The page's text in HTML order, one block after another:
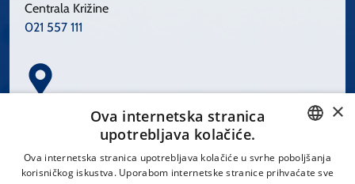
Centrala Križine
021 557 111
Spinčićeva 1, 21000 Split
CROATIAN
×
Ova internetska stranica
upotrebljava kolačiće.
Ova internetska stranica upotrebljava kolačiće u svrhe poboljšanja
korisničkog iskustva. Uporabom internetske stranice prihvaćate sve